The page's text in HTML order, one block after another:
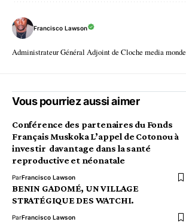
Francisco Lawson
Administrateur Général Adjoint de Cloche media monde
Vous pourriez aussi aimer
Conférence des partenaires du Fonds
Français Muskoka L’appel de Cotonou à
investir davantage dans la santé
reproductive et néonatale
ParFrancisco Lawson
BENIN GADOMÉ, UN VILLAGE
STRATÉGIQUE DES WATCHI.
ParFrancisco Lawson